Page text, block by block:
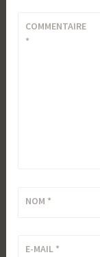
COMMENTAIRE
*
NOM *
E-MAIL *